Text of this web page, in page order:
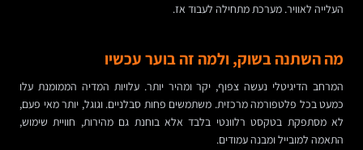
העלייה לאוויר. מערכת מתחילה לעבוד אז.
מה השתנה בשוק, ולמה זה בוער עכשיו
המרחב הדיגיטלי נעשה צפוף, יקר ומהיר יותר. עלויות המדיה הממומנת עלו
כמעט בכל פלטפורמה מרכזית. משתמשים פחות סבלניים. וגוגל, יותר מאי פעם,
לא מסתפקת בטקסט רלוונטי בלבד אלא בוחנת גם מהירות, חוויית שימוש,
התאמה למובייל ומבנה עמודים.